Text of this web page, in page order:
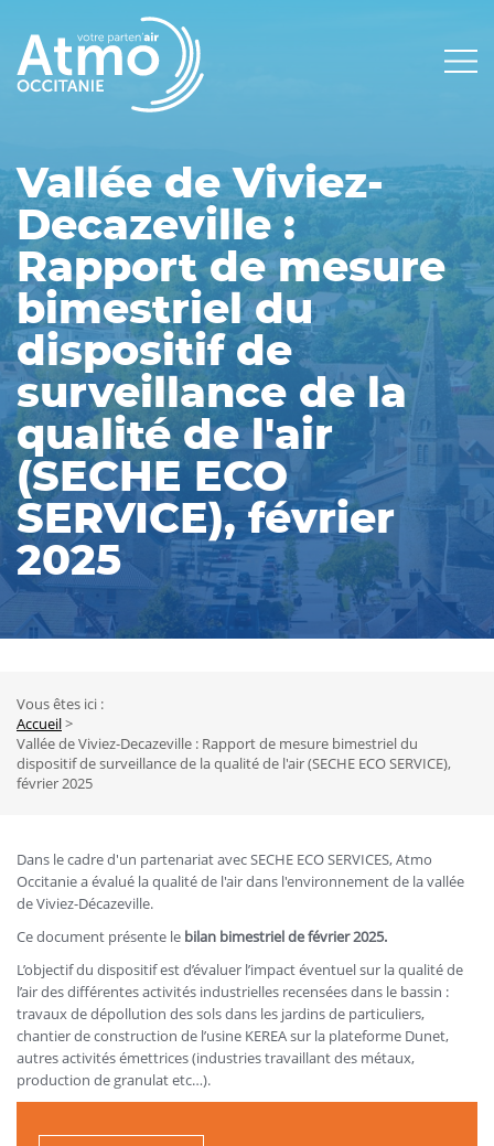
navigation
Vallée de Viviez-
Decazeville :
Rapport de mesure
bimestriel du
dispositif de
surveillance de la
qualité de l'air
(SECHE ECO
SERVICE), février
2025
Vous êtes ici :
Fil
d'Ariane
Accueil
Vallée de Viviez-Decazeville : Rapport de mesure bimestriel du
dispositif de surveillance de la qualité de l'air (SECHE ECO SERVICE),
février 2025
Dans le cadre d'un partenariat avec SECHE ECO SERVICES, Atmo
Occitanie a évalué la qualité de l'air dans l'environnement de la vallée
de Viviez-Décazeville.
Ce document présente le bilan bimestriel de février 2025.
L’objectif du dispositif est d’évaluer l’impact éventuel sur la qualité de
l’air des différentes activités industrielles recensées dans le bassin :
travaux de dépollution des sols dans les jardins de particuliers,
chantier de construction de l’usine KEREA sur la plateforme Dunet,
autres activités émettrices (industries travaillant des métaux,
production de granulat etc…).
Panneau de gestion des cookies